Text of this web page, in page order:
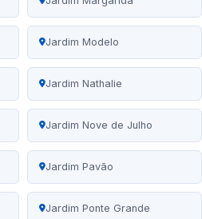
Jardim Modelo
Jardim Nathalie
Jardim Nove de Julho
Jardim Pavão
Jardim Ponte Grande